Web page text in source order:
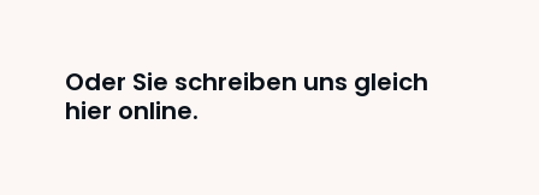
Oder Sie schreiben uns gleich
hier online.